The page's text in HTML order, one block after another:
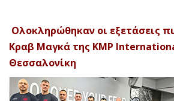
Ολοκληρώθηκαν οι εξετάσεις
Κραβ Μαγκά της KMP
Θεσσαλονίκη